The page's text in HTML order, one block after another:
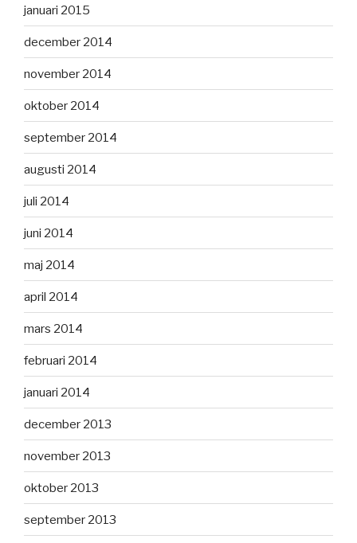
januari 2015
december 2014
november 2014
oktober 2014
september 2014
augusti 2014
juli 2014
juni 2014
maj 2014
april 2014
mars 2014
februari 2014
januari 2014
december 2013
november 2013
oktober 2013
september 2013